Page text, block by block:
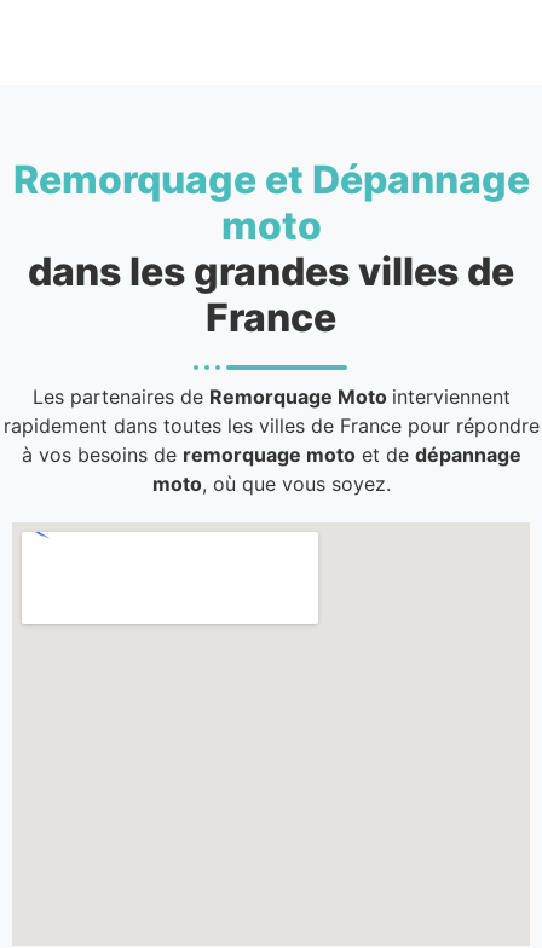
Remorquage et Dépannage
moto
dans les grandes villes de
France
Les partenaires de Remorquage Moto interviennent
rapidement dans toutes les villes de France pour répondre
à vos besoins de remorquage motoet de dépannage
moto, où que vous soyez.